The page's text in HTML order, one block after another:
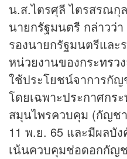
น.ส.ไตรศุลี ไตรสรณกุ
นายกรัฐมนตรี กล่าวว่
รองนายกรัฐมนตรีแล
หน่วยงานของกระทร
ใช้ประโยชน์จาการกั
โดยเฉพาะประกาศกร
สมุนไพรควบคุม (กัญช
11 พ.ย. 65 และมีผลบั
เน้นควบคุมช่อดอกกัญ